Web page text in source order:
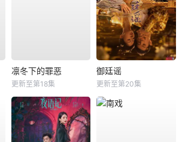
凛冬下的罪恶
更新至第18集
御廷谣
更新至第20集